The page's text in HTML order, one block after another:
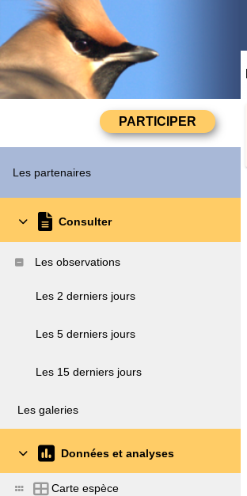
Les partenaires
Consulter
Les observations
Les 2 derniers jours
Les 5 derniers jours
Les 15 derniers jours
Les galeries
Données et analyses
Carte espèce